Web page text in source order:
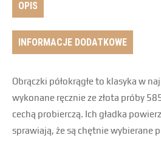
OPIS
INFORMACJE DODATKOWE
Obrączki półokrągłe to klasyka w
wykonane ręcznie ze złota próby
cechą probierczą. Ich gładka
sprawiają, że są chętnie wybierane